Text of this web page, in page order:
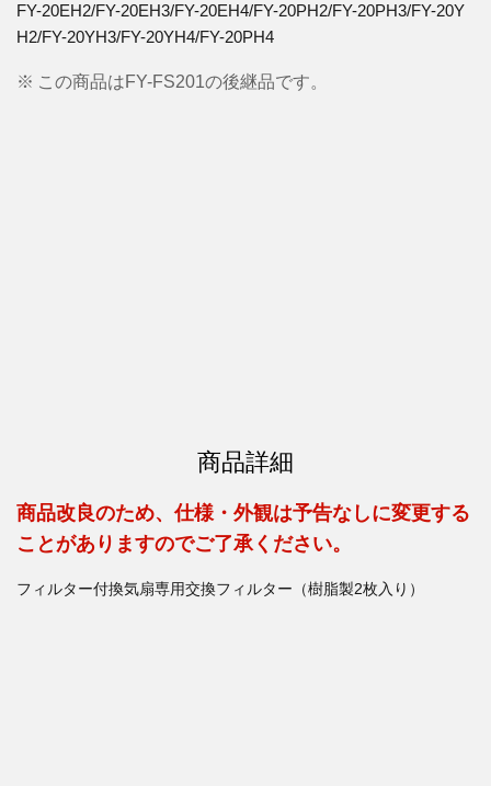
FY-20EH2/FY-20EH3/FY-20EH4/FY-20PH2/FY-20PH3/FY-20Y
H2/FY-20YH3/FY-20YH4/FY-20PH4
※ この商品はFY-FS201の後継品です。
商品詳細
商品改良のため、仕様・外観は予告なしに変更する
ことがありますのでご了承ください。
フィルター付換気扇専用交換フィルター（樹脂製2枚入り）